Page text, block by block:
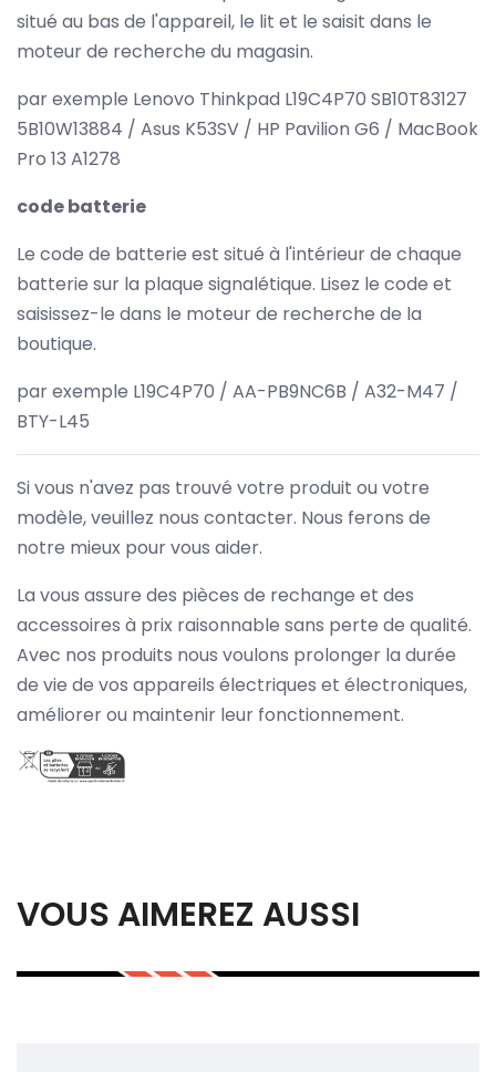
situé au bas de l'appareil, le lit et le saisit dans le
moteur de recherche du magasin.
par exemple Lenovo Thinkpad L19C4P70 SB10T83127
5B10W13884 / Asus K53SV / HP Pavilion G6 / MacBook
Pro 13 A1278
code batterie
Le code de batterie est situé à l'intérieur de chaque
batterie sur la plaque signalétique. Lisez le code et
saisissez-le dans le moteur de recherche de la
boutique.
par exemple L19C4P70 / AA-PB9NC6B / A32-M47 /
BTY-L45
Si vous n'avez pas trouvé votre produit ou votre
modèle, veuillez nous contacter. Nous ferons de
notre mieux pour vous aider.
La vous assure des pièces de rechange et des
accessoires à prix raisonnable sans perte de qualité.
Avec nos produits nous voulons prolonger la durée
de vie de vos appareils électriques et électroniques,
améliorer ou maintenir leur fonctionnement.
VOUS AIMEREZ AUSSI